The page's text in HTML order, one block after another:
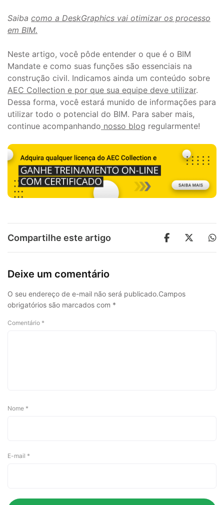
Saiba como a DeskGraphics vai otimizar os processo
em BIM.
Neste artigo, você pôde entender o que é o BIM
Mandate e como suas funções são essenciais na
construção civil. Indicamos ainda um conteúdo sobre
AEC Collection e por que sua equipe deve utilizar.
Dessa forma, você estará munido de informações para
utilizar todo o potencial do BIM. Para saber mais,
continue acompanhando nosso blog regularmente!
Compartilhe este artigo
Deixe um comentário
O seu endereço de e-mail não será publicado.Campos
obrigatórios são marcados com *
Comentário *
Nome *
E-mail *